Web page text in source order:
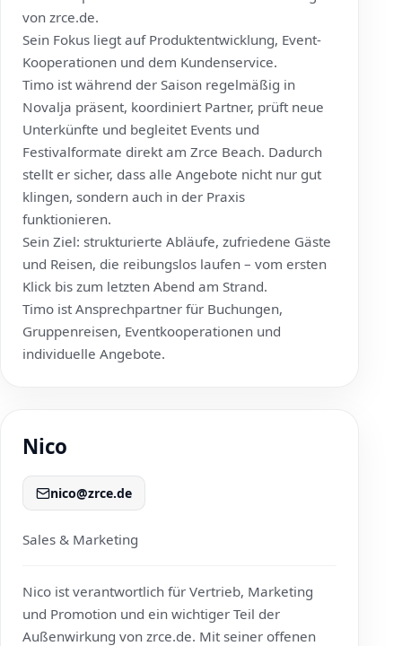
von zrce.de.
Sein Fokus liegt auf Produktentwicklung, Event-
Kooperationen und dem Kundenservice.
Timo ist während der Saison regelmäßig in
Novalja präsent, koordiniert Partner, prüft neue
Unterkünfte und begleitet Events und
Festivalformate direkt am Zrce Beach. Dadurch
stellt er sicher, dass alle Angebote nicht nur gut
klingen, sondern auch in der Praxis
funktionieren.
Sein Ziel: strukturierte Abläufe, zufriedene Gäste
und Reisen, die reibungslos laufen – vom ersten
Klick bis zum letzten Abend am Strand.
Timo ist Ansprechpartner für Buchungen,
Gruppenreisen, Eventkooperationen und
individuelle Angebote.
Nico
nico@zrce.de
Sales & Marketing
Nico ist verantwortlich für Vertrieb, Marketing
und Promotion und ein wichtiger Teil der
Außenwirkung von zrce.de. Mit seiner offenen